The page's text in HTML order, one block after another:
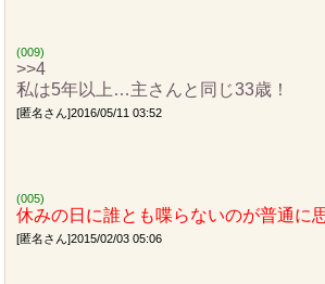
(009)
>>4
私は5年以上…主さんと同じ33歳！
[匿名さん]2016/05/11 03:52
(005)
休みの日に誰とも喋らないのが普通に
[匿名さん]2015/02/03 05:06